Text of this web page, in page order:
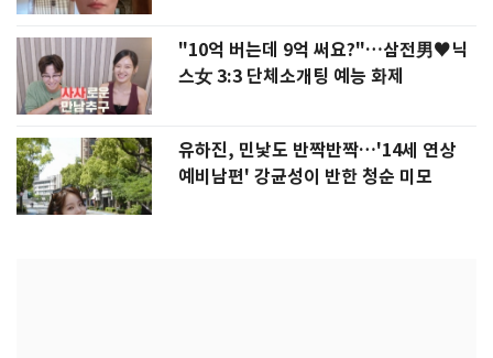
"10억 버는데 9억 써요?"…삼전男♥닉
스女 3:3 단체소개팅 예능 화제
유하진, 민낯도 반짝반짝…'14세 연상
예비남편' 강균성이 반한 청순 미모